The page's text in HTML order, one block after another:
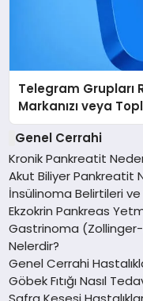
Telegram Grupları
Markanızı veya
Genel Cerrahi
Kronik Pankreatit
Akut Biliyer Pankreatit
İnsülinoma Belirtileri ve
Ekzokrin Pankreas
Gastrinoma
Nelerdir?
Genel Cerrahi
Göbek Fıtığı Nasıl